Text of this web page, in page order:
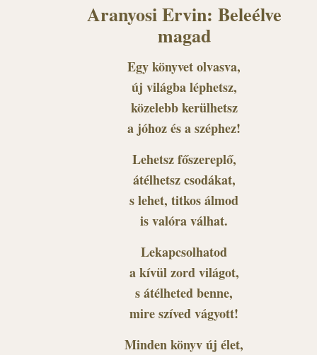
Aranyosi Ervin: Beleélve
magad
Egy könyvet olvasva,
új világba léphetsz,
közelebb kerülhetsz
a jóhoz és a széphez!
Lehetsz főszereplő,
átélhetsz csodákat,
s lehet, titkos álmod
is valóra válhat.
Lekapcsolhatod
a kívül zord világot,
s átélheted benne,
mire szíved vágyott!
Minden könyv új élet,